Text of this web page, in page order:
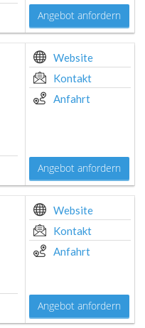
Angebot anfordern
Website
Kontakt
Anfahrt
Angebot anfordern
Website
Kontakt
Anfahrt
Angebot anfordern